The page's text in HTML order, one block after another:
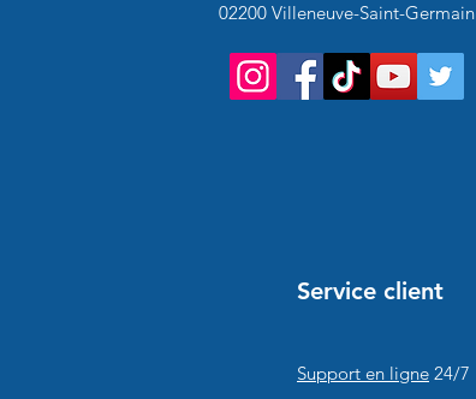
02200 Villeneuve-Saint-Germain
Service client
Support en ligne 24/7